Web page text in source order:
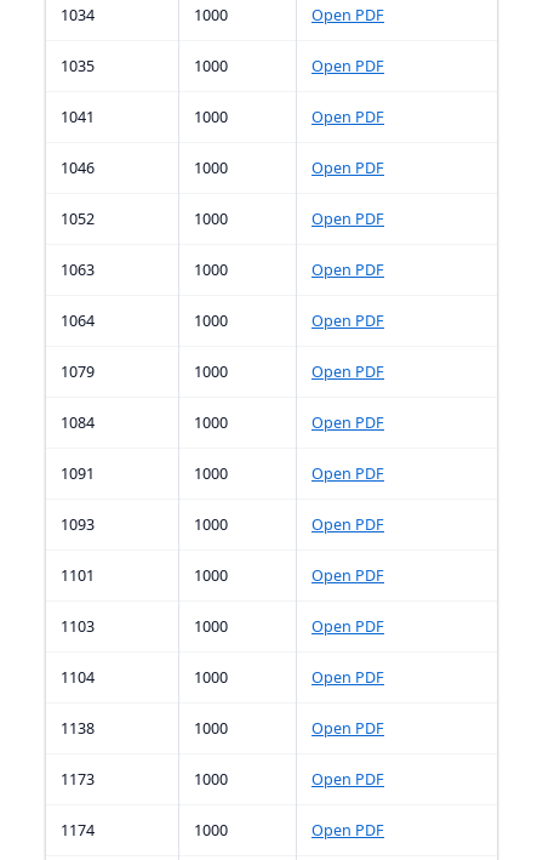
1034 1000 Open PDF
1035 1000 Open PDF
1041 1000 Open PDF
1046 1000 Open PDF
1052 1000 Open PDF
1063 1000 Open PDF
1064 1000 Open PDF
1079 1000 Open PDF
1084 1000 Open PDF
1091 1000 Open PDF
1093 1000 Open PDF
1101 1000 Open PDF
1103 1000 Open PDF
1104 1000 Open PDF
1138 1000 Open PDF
1173 1000 Open PDF
1174 1000 Open PDF